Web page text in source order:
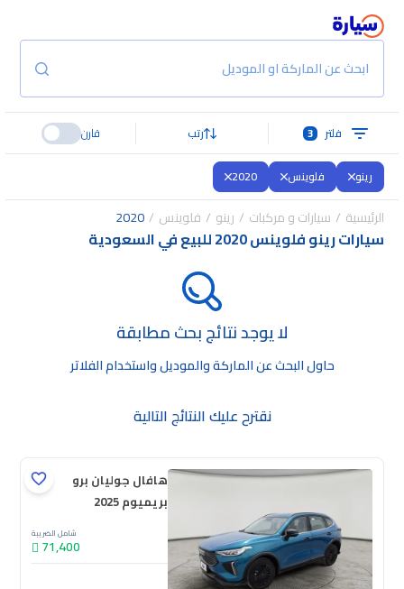
ابحث عن الماركة او الموديل
فلتر 3 رتب قارن
رينو فلوينس 2020
الرئيسية سيارات و مركبات رينو فلوينس 2020
سيارات رينو فلوينس 2020 للبيع في السعودية
لا يوجد نتائج بحث مطابقة
حاول البحث عن الماركة والموديل واستخدام الفلاتر
نقترح عليك النتائج التالية
هافال جوليان برو
بريميوم 2025
شامل الضريبة
71,400
جديدة
ملوحة